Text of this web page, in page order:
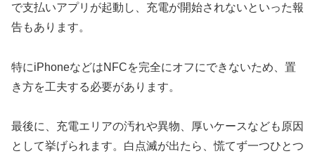
で支払いアプリが起動し、充電が開始されないといった報
告もあります。
特にiPhoneなどはNFCを完全にオフにできないため、置
き方を工夫する必要があります。
最後に、充電エリアの汚れや異物、厚いケースなども原因
として挙げられます。白点滅が出たら、慌てず一つひとつ